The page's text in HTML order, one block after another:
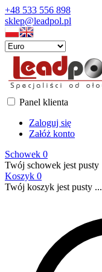
+48 533 556 898
sklep@leadpol.pl
Panel klienta
Zaloguj się
Załóż konto
Schowek 0
Twój schowek jest pusty
Koszyk 0
Twój koszyk jest pusty ...